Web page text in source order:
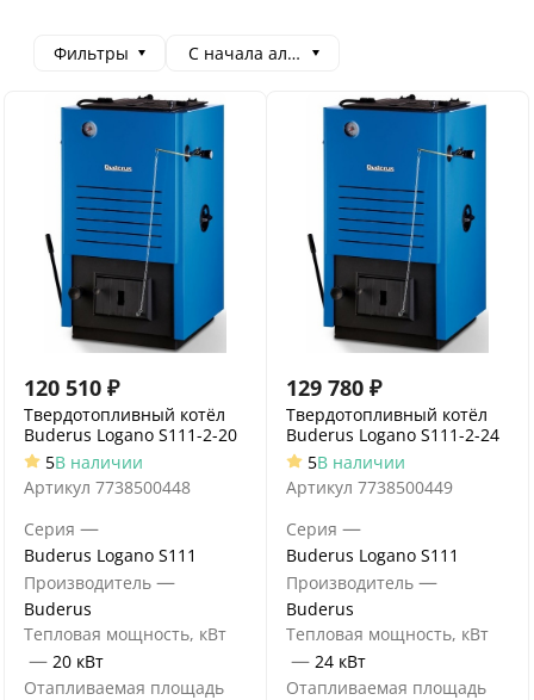
Фильтры С начала алфавита
120 510 ₽
Твердотопливный котёл
Buderus Logano S111-2-20
5В наличии
Артикул 7738500448
Серия —
Buderus Logano S111
Производитель —
Buderus
Тепловая мощность, кВт
— 20 кВт
Отапливаемая площадь
129 780 ₽
Твердотопливный котёл
Buderus Logano S111-2-24
5В наличии
Артикул 7738500449
Серия —
Buderus Logano S111
Производитель —
Buderus
Тепловая мощность, кВт
— 24 кВт
Отапливаемая площадь